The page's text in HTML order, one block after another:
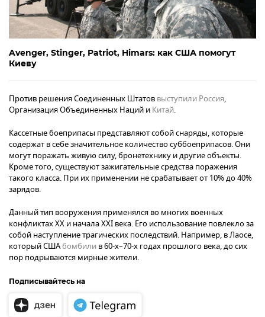
Avenger, Stinger, Patriot, Himars: как США помогут
Киеву
Против решения Соединенных Штатов выступили Россия,
Организация Объединенных Наций и Китай.
Кассетные боеприпасы представляют собой снаряды, которые
содержат в себе значительное количество суббоеприпасов. Они
могут поражать живую силу, бронетехнику и другие объекты.
Кроме того, существуют зажигательные средства поражения
такого класса. При их применении не срабатывает от 10% до 40%
зарядов.
Данный тип вооружения применялся во многих военных
конфликтах XX и начала XXI века. Его использование повлекло за
собой наступление трагических последствий. Например, в Лаосе,
который СШАбомбили в 60-х–70-х годах прошлого века, до сих
пор подрываются мирные жители.
Подписывайтесь на